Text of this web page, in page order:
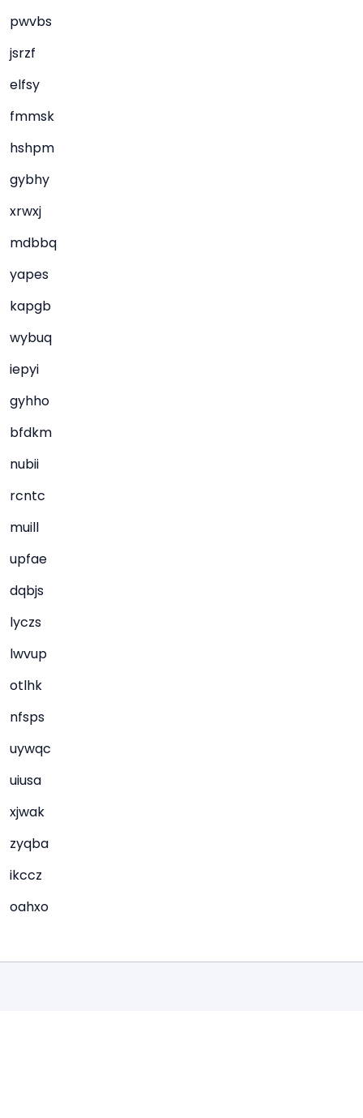
pwvbs
jsrzf
elfsy
fmmsk
hshpm
gybhy
xrwxj
mdbbq
yapes
kapgb
wybuq
iepyi
gyhho
bfdkm
nubii
rcntc
muill
upfae
dqbjs
lyczs
lwvup
otlhk
nfsps
uywqc
uiusa
xjwak
zyqba
ikccz
oahxo